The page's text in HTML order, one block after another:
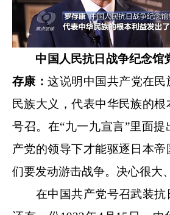
中国人民抗日战争纪念馆
存康：这说明中国共产党在民
民族大义，代表中华民族的
号召。在“九一九宣言”里面
产党的领导下才能驱逐日本
们要发动游击战争。决心很大
在中国共产党号召武装抗